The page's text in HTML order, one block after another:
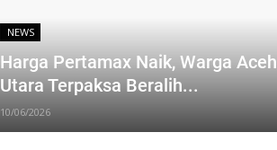
NEWS
Harga Pertamax Naik, Warga Aceh
Utara Terpaksa Beralih...
10/06/2026